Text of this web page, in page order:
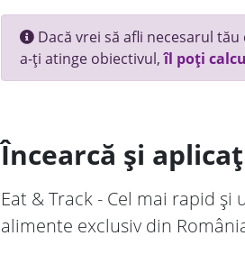
Dacă vrei să afli necesarul
a-ți atinge obiectivul,îl poți
Încearcă și
Eat & Track - Cel mai rapid
alimente exclusiv din